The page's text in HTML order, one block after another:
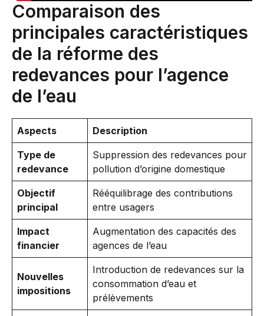
Comparaison des
principales caractéristiques
de la réforme des
redevances pour l’agence
de l’eau
Aspects Description
Type de
redevance
Suppression des redevances pour
pollution d’origine domestique
Objectif
principal
Rééquilibrage des contributions
entre usagers
Impact
financier
Augmentation des capacités des
agences de l’eau
Nouvelles
impositions
Introduction de redevances sur la
consommation d’eau et
prélèvements